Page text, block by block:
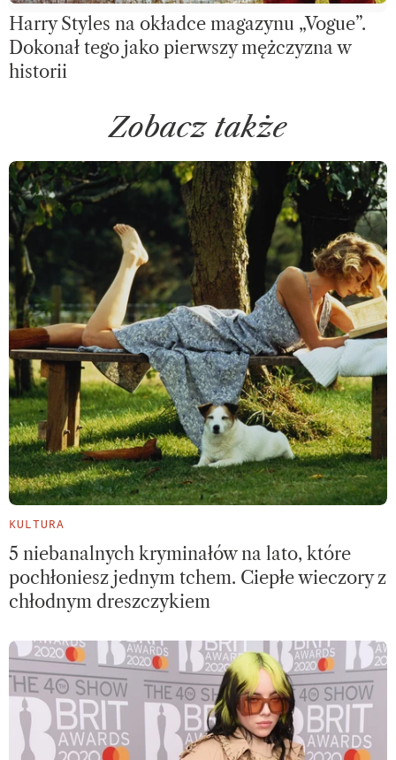
Harry Styles na okładce magazynu „Vogue”.
Dokonał tego jako pierwszy mężczyzna w
historii
Zobacz także
KULTURA
5 niebanalnych kryminałów na lato, które
pochłoniesz jednym tchem. Ciepłe wieczory z
chłodnym dreszczykiem